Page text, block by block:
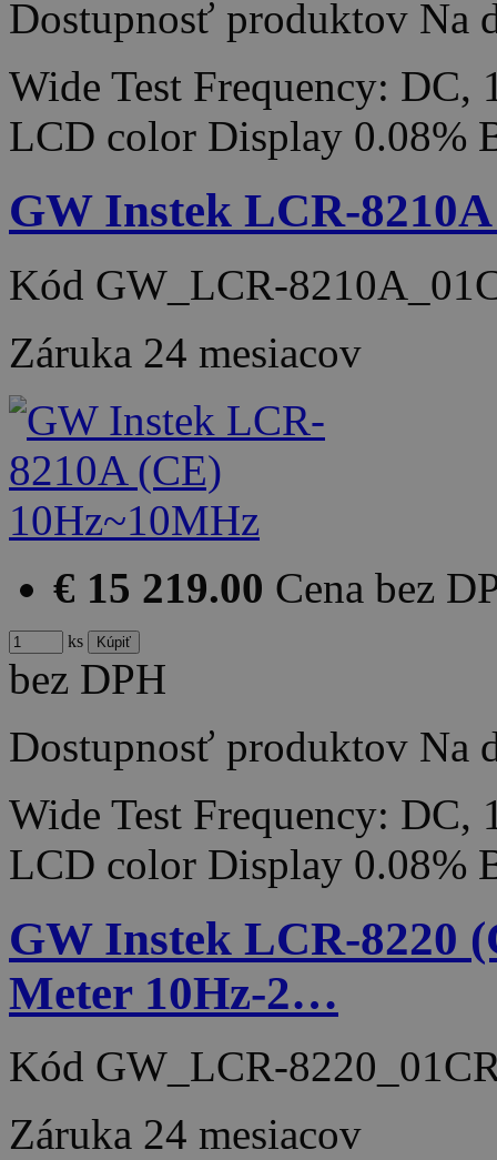
Dostupnosť produktov Na
Wide Test Frequency:
LCD color Display 0.08%
GW Instek LCR-
Kód GW_LCR-
Záruka 24 mesiacov
€ 15 219.00 Cena bez
ks
bez DPH
Dostupnosť produktov Na
Wide Test Frequency:
LCD color Display 0.08%
GW Instek LCR-8220
Meter 10Hz-2…
Kód GW_LCR-
Záruka 24 mesiacov